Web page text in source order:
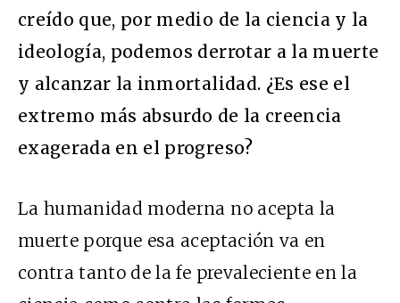
creído que, por medio de la ciencia y la
ideología, podemos derrotar a la muerte
y alcanzar la inmortalidad. ¿Es ese el
extremo más absurdo de la creencia
exagerada en el progreso?
La humanidad moderna no acepta la
muerte porque esa aceptación va en
contra tanto de la fe prevaleciente en la